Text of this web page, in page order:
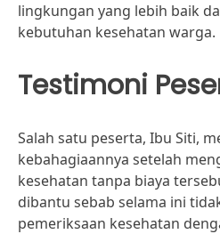
lingkungan yang lebih baik
kebutuhan kesehatan warga.
Testimoni
Salah satu peserta, Ibu Siti,
kebahagiaannya setelah
kesehatan tanpa biaya
dibantu sebab selama ini
pemeriksaan kesehatan